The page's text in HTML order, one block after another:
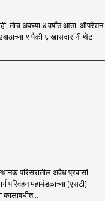
तोच अवघ्या ४ वर्षांत आता 'ऑपरेशन
९ पैकी ६ खासदारांनी थेट
परिसरातील अवैध प्रवासी
परिवहन महामंडळाच्या (एसटी)
..